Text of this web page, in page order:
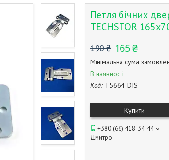
Петля бічних
TECHSTOR
190 ₴ 165 ₴
Мінімальна сума
В наявності
Код: T5664-DIS
Купити
+380 (66) 418-34-44
Дмитро